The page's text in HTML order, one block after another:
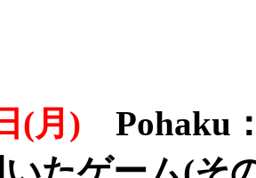
(月) Pohaku